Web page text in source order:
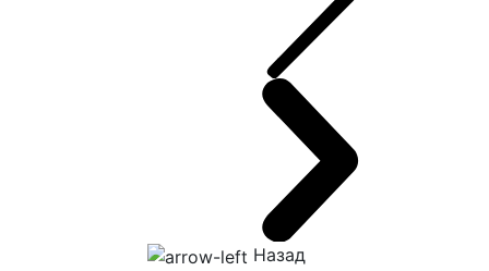
Назад